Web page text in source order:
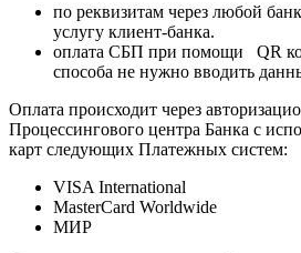
по реквизитам через любой
услугу клиент-банка.
оплата СБП при помощи QR
способа не нужно вводить
Оплата происходит через
Процессингового центра Банка с
карт следующих Платежных систем:
VISA International
MasterCard Worldwide
МИР